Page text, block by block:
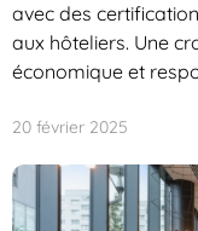
avec des
aux hôteliers. Une
économique et
20 février 2025